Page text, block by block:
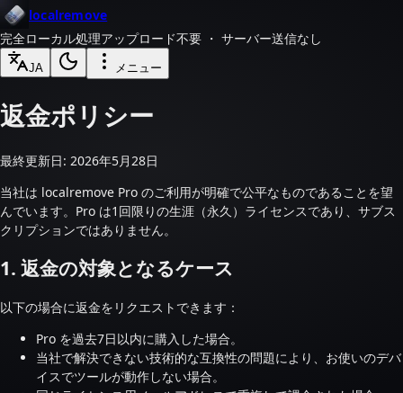
localremove
完全ローカル処理アップロード不要 ・ サーバー送信なし
JA メニュー
返金ポリシー
最終更新日: 2026年5月28日
当社は localremove Pro のご利用が明確で公平なものであることを望
んでいます。Pro は1回限りの生涯（永久）ライセンスであり、サブス
クリプションではありません。
1. 返金の対象となるケース
以下の場合に返金をリクエストできます：
Pro を過去7日以内に購入した場合。
当社で解決できない技術的な互換性の問題により、お使いのデバ
イスでツールが動作しない場合。